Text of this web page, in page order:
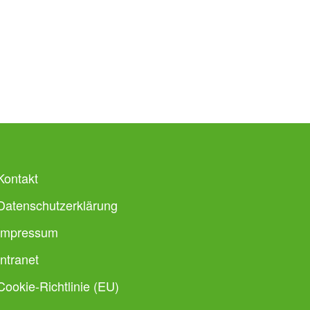
Richtlinie (EU)